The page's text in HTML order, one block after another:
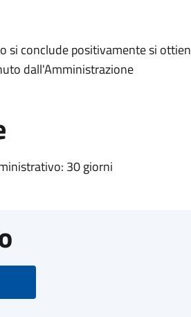
si conclude positivamente si
dall'Amministrazione
30 giorni